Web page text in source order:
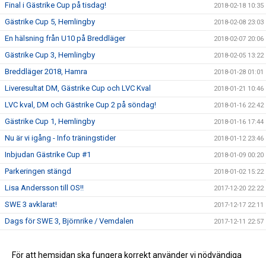
Final i Gästrike Cup på tisdag! 2018-02-18 10:35
Gästrike Cup 5, Hemlingby 2018-02-08 23:03
En hälsning från U10 på Breddläger 2018-02-07 20:06
Gästrike Cup 3, Hemlingby 2018-02-05 13:22
Breddläger 2018, Hamra 2018-01-28 01:01
Liveresultat DM, Gästrike Cup och LVC Kval 2018-01-21 10:46
LVC kval, DM och Gästrike Cup 2 på söndag! 2018-01-16 22:42
Gästrike Cup 1, Hemlingby 2018-01-16 17:44
Nu är vi igång - Info träningstider 2018-01-12 23:46
Inbjudan Gästrike Cup #1 2018-01-09 00:20
Parkeringen stängd 2018-01-02 15:22
Lisa Andersson till OS!! 2017-12-20 22:22
SWE 3 avklarat! 2017-12-17 22:11
Dags för SWE 3, Björnrike / Vemdalen 2017-12-11 22:57
SWE 2 - Läger i Björnrike 2017-11-27 16:19
För att hemsidan ska fungera korrekt använder vi nödvändiga